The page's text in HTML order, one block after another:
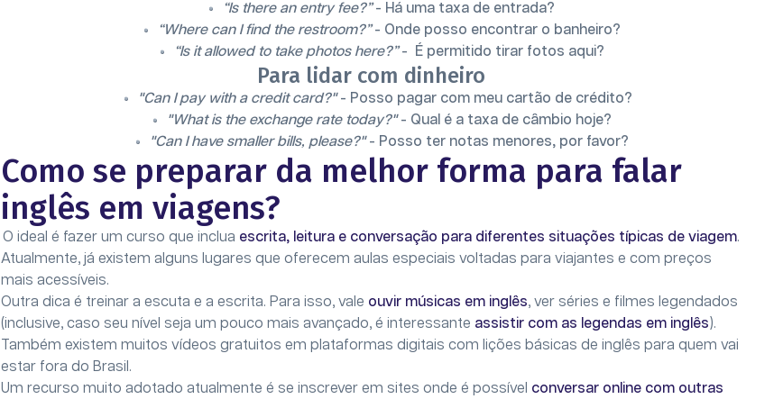
“Is there an entry fee?”- Há uma taxa de entrada?
“Where can I find the restroom?”- Onde posso encontrar o banheiro?
“Is it allowed to take photos here?”- É permitido tirar fotos aqui?
Para lidar com dinheiro
"Can I pay with a credit card?"- Posso pagar com meu cartão de crédito?
"What is the exchange rate today?"- Qual é a taxa de câmbio hoje?
"Can I have smaller bills, please?"- Posso ter notas menores, por favor?
Como se preparar da melhor forma para falar
inglês em viagens?
O ideal é fazer um curso que inclua escrita, leitura e conversação para diferentes situações típicas de viagem.
Atualmente, já existem alguns lugares que oferecem aulas especiais voltadas para viajantes e com preços
mais acessíveis.
Outra dica é treinar a escuta e a escrita. Para isso, vale ouvir músicas em inglês, ver séries e filmes legendados
(inclusive, caso seu nível seja um pouco mais avançado, é interessante assistir com as legendas em inglês).
Também existem muitos vídeos gratuitos em plataformas digitais com lições básicas de inglês para quem vai
estar fora do Brasil.
Um recurso muito adotado atualmente é se inscrever em sites onde é possível conversar online com outras